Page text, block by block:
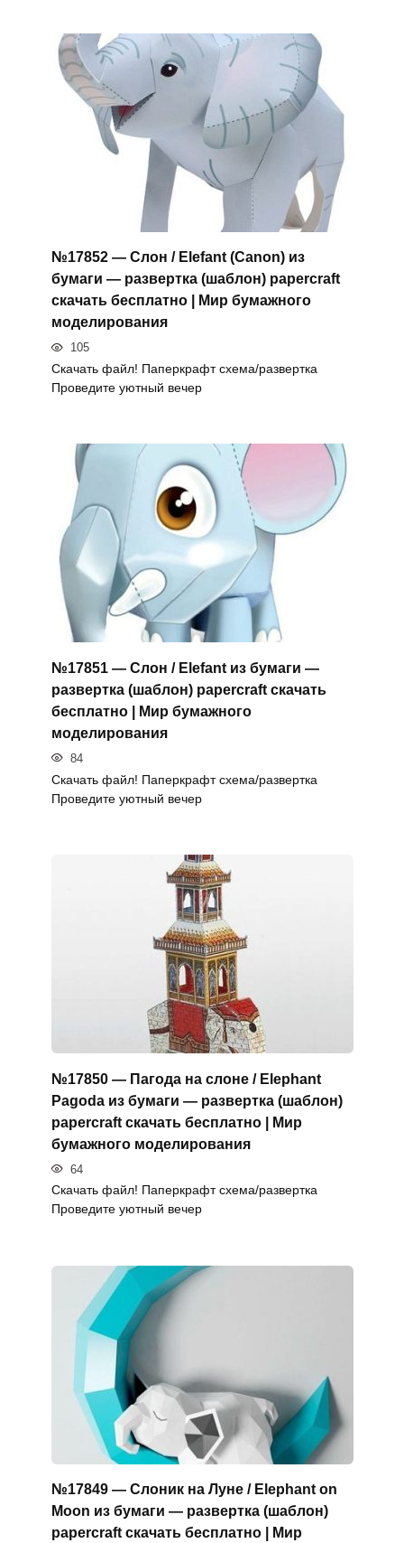
№17852 — Слон / Elefant (Canon) из
бумаги — развертка (шаблон) papercraft
скачать бесплатно | Мир бумажного
моделирования
105
Скачать файл! Паперкрафт схема/развертка
Проведите уютный вечер
№17851 — Слон / Elefant из бумаги —
развертка (шаблон) papercraft скачать
бесплатно | Мир бумажного
моделирования
84
Скачать файл! Паперкрафт схема/развертка
Проведите уютный вечер
№17850 — Пагода на слоне / Elephant
Pagoda из бумаги — развертка (шаблон)
papercraft скачать бесплатно | Мир
бумажного моделирования
64
Скачать файл! Паперкрафт схема/развертка
Проведите уютный вечер
№17849 — Слоник на Луне / Elephant on
Moon из бумаги — развертка (шаблон)
papercraft скачать бесплатно | Мир